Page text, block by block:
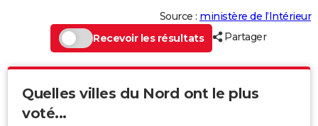
Source : ministère de l’Intérieur
Recevoir les résultats
Partager
Quelles villes du Nord ont le plus
voté...